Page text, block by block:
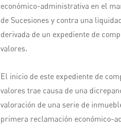
económico-administrativa en el
de Sucesiones y contra una
derivada de un expediente de
valores.
El inicio de este expediente de
valores trae causa de una
valoración de una serie de
primera reclamación económico-